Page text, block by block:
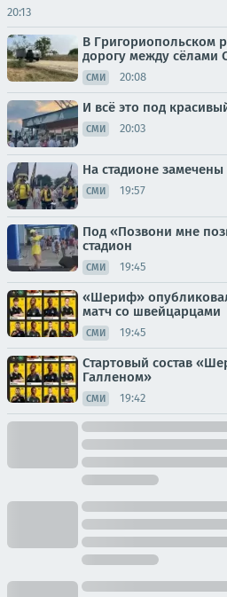
20:13
В Григориопольском
дорогу между сёлами
СМИ 20:08
И всё это под
СМИ 20:03
На стадионе
СМИ 19:57
Под «Позвони мне
стадион
СМИ 19:45
«Шериф»
матч со швейцарцами
СМИ 19:45
Стартовый состав
Галленом»
СМИ 19:42